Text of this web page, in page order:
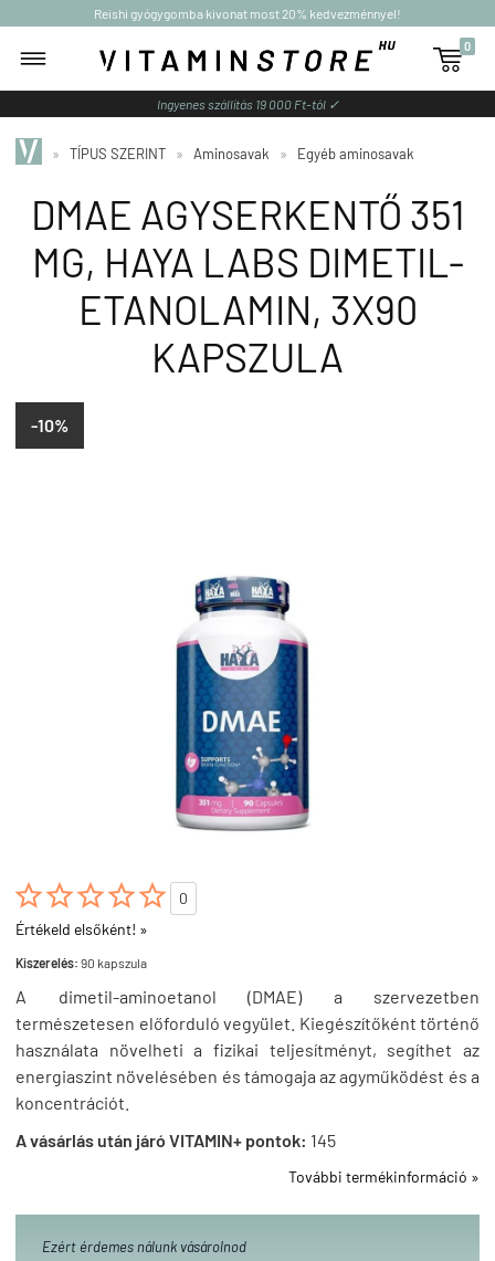
Reishi gyógygomba kivonat most 20% kedvezménnyel!

0
Ingyenes szállítás 19 000 Ft-tól ✓
» TÍPUS SZERINT » Aminosavak » Egyéb aminosavak
DMAE AGYSERKENTŐ 351
MG, HAYA LABS DIMETIL-
ETANOLAMIN, 3X90
KAPSZULA
-10%

0
Értékeld elsőként! »
Kiszerelés: 90 kapszula
A dimetil-aminoetanol (DMAE) a szervezetben
természetesen előforduló vegyület. Kiegészítőként történő
használata növelheti a fizikai teljesítményt, segíthet az
energiaszint növelésében és támogaja az agyműködést és a
koncentrációt.
A vásárlás után járó VITAMIN+ pontok: 145
További termékinformáció »
Ezért érdemes nálunk vásárolnod